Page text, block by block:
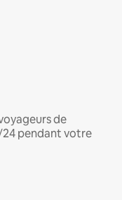
de
pendant votre